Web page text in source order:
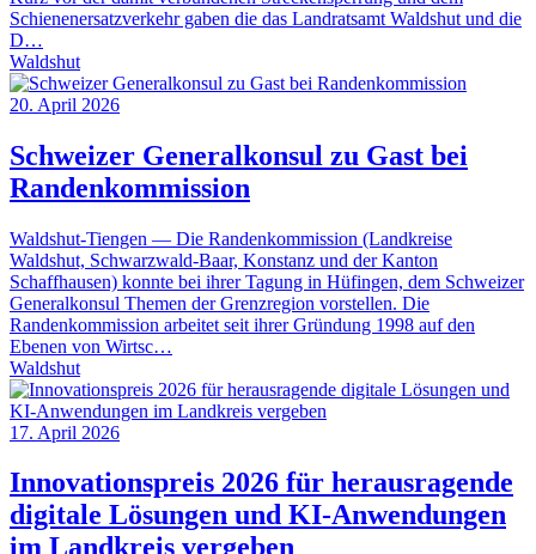
Schienenersatzverkehr gaben die das Landratsamt Waldshut und die
D…
Waldshut
20. April 2026
Schweizer Generalkonsul zu Gast bei
Randenkommission
Waldshut-Tiengen — Die Randenkommission (Landkreise
Waldshut, Schwarzwald-Baar, Konstanz und der Kanton
Schaffhausen) konnte bei ihrer Tagung in Hüfingen, dem Schweizer
Generalkonsul Themen der Grenzregion vorstellen. Die
Randenkommission arbeitet seit ihrer Gründung 1998 auf den
Ebenen von Wirtsc…
Waldshut
17. April 2026
Innovationspreis 2026 für herausragende
digitale Lösungen und KI-Anwendungen
im Landkreis vergeben